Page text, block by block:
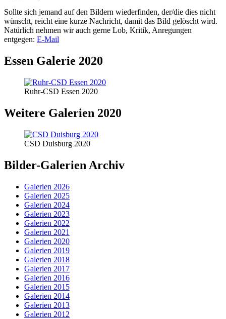
Sollte sich jemand auf den Bildern wiederfinden, der/die dies nicht
wünscht, reicht eine kurze Nachricht, damit das Bild gelöscht wird.
Natürlich nehmen wir auch gerne Lob, Kritik, Anregungen
entgegen: E-Mail
Essen Galerie 2020
Ruhr-CSD Essen 2020
Weitere Galerien 2020
CSD Duisburg 2020
Bilder-Galerien Archiv
Galerien 2026
Galerien 2025
Galerien 2024
Galerien 2023
Galerien 2022
Galerien 2021
Galerien 2020
Galerien 2019
Galerien 2018
Galerien 2017
Galerien 2016
Galerien 2015
Galerien 2014
Galerien 2013
Galerien 2012